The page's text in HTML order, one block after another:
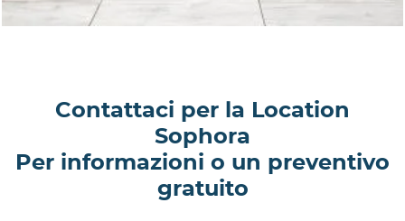
Contattaci per la Location
Sophora
Per informazioni o un preventivo
gratuito